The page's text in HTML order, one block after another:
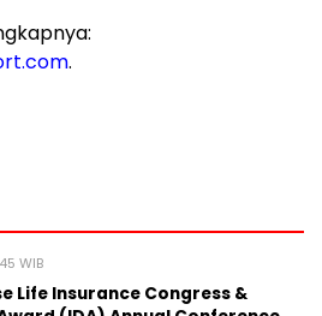
.
WIB
Life Insurance Congress &